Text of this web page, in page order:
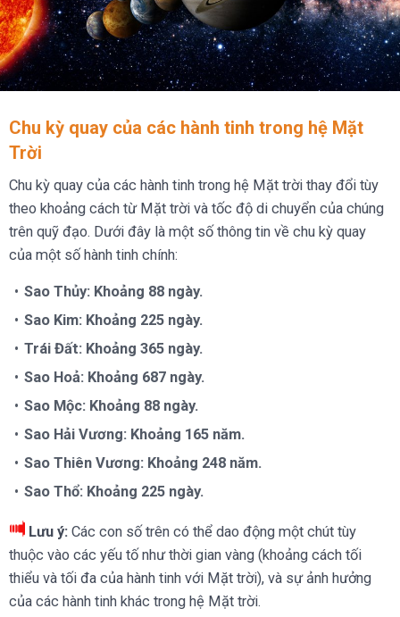
Chu kỳ quay của các hành tinh trong hệ Mặt
Trời
Chu kỳ quay của các hành tinh trong hệ Mặt trời thay đổi tùy
theo khoảng cách từ Mặt trời và tốc độ di chuyển của chúng
trên quỹ đạo. Dưới đây là một số thông tin về chu kỳ quay
của một số hành tinh chính:
Sao Thủy: Khoảng 88 ngày.
Sao Kim: Khoảng 225 ngày.
Trái Đất: Khoảng 365 ngày.
Sao Hoả: Khoảng 687 ngày.
Sao Mộc: Khoảng 88 ngày.
Sao Hải Vương: Khoảng 165 năm.
Sao Thiên Vương: Khoảng 248 năm.
Sao Thổ: Khoảng 225 ngày.
Lưu ý: Các con số trên có thể dao động một chút tùy
thuộc vào các yếu tố như thời gian vàng (khoảng cách tối
thiểu và tối đa của hành tinh với Mặt trời), và sự ảnh hưởng
của các hành tinh khác trong hệ Mặt trời.